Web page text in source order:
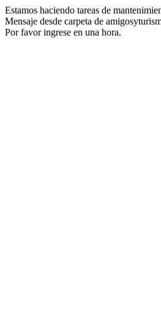
Estamos haciendo tareas de
Mensaje desde carpeta de
Por favor ingrese en una hora.